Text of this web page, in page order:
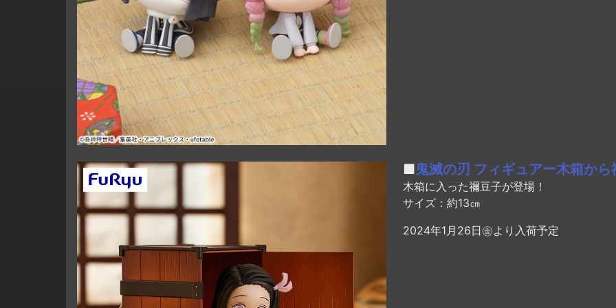
■鬼滅の刃 フィギュアー木箱から
木箱に入った禰豆子が登場！
サイズ：約13㎝
2024年1月26日㊎より入荷予定